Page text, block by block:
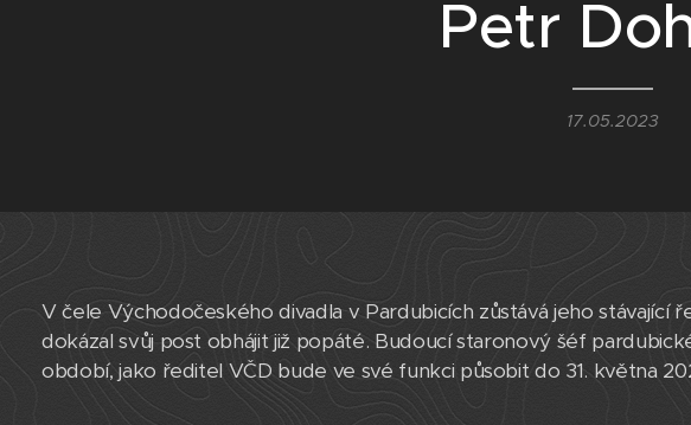
Petr
17.05.2023
V čele Východočeského divadla v Pardubicích zůstává jeho
dokázal svůj post obhájit již popáté. Budoucí staronový šéf
období, jako ředitel VČD bude ve své funkci působit do 31. května